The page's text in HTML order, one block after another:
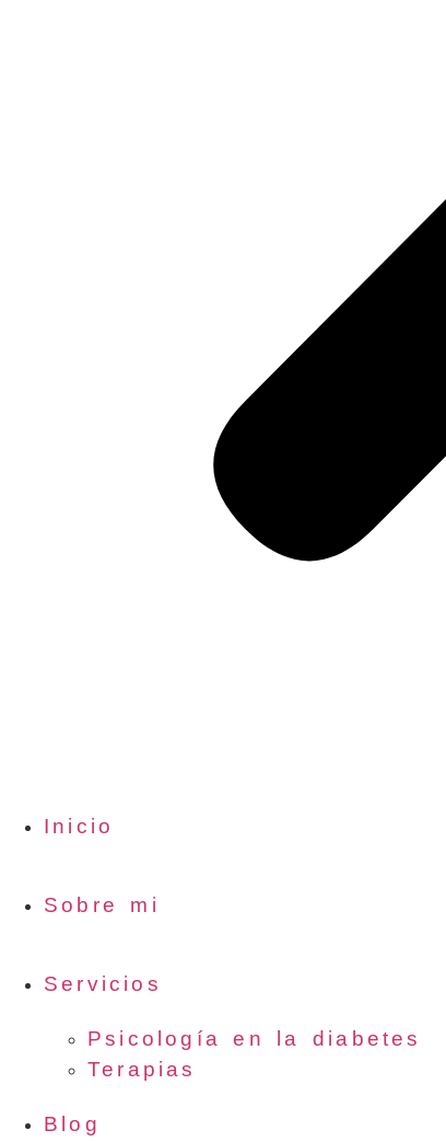
Inicio
Sobre mi
Servicios
Psicología en la diabetes
Terapias
Blog